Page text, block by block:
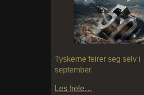
Tyskerne feirer seg selv i
september.
Les hele…